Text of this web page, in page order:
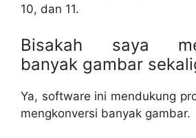
10, dan 11.
Bisakah saya
banyak gambar
Ya, software ini mendukung
mengkonversi banyak gambar.